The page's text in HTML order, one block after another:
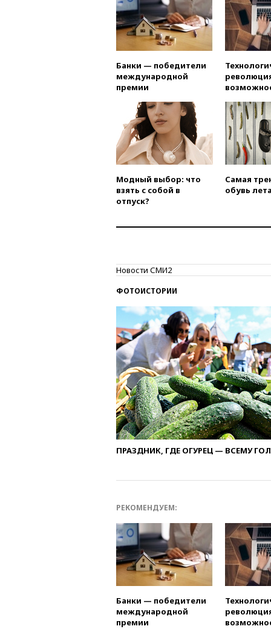
Банки — победители
международной
премии
Модный выбор: что
взять с собой в
отпуск?
Самая
обувь
Новости СМИ2
ФОТОИСТОРИИ
ПРАЗДНИК, ГДЕ ОГУРЕЦ — ВСЕМУ
РЕКОМЕНДУЕМ:
Банки — победители
международной
премии